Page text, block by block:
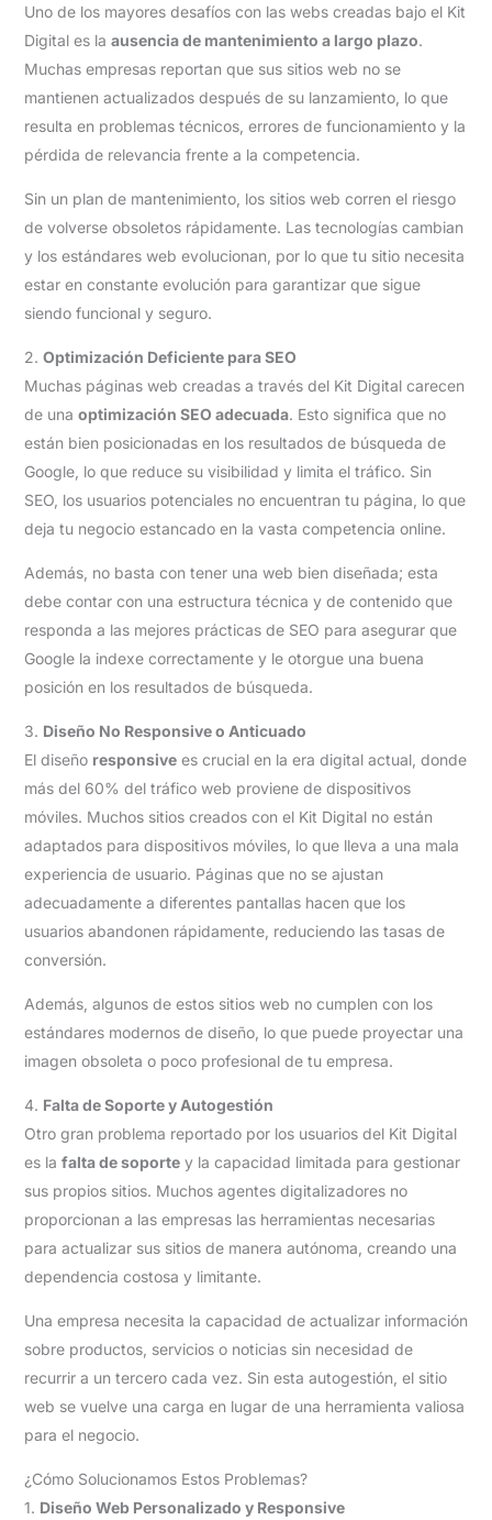
Uno de los mayores desafíos con las webs creadas bajo el Kit
Digital es la ausencia de mantenimiento a largo plazo.
Muchas empresas reportan que sus sitios web no se
mantienen actualizados después de su lanzamiento, lo que
resulta en problemas técnicos, errores de funcionamiento y la
pérdida de relevancia frente a la competencia.
Sin un plan de mantenimiento, los sitios web corren el riesgo
de volverse obsoletos rápidamente. Las tecnologías cambian
y los estándares web evolucionan, por lo que tu sitio necesita
estar en constante evolución para garantizar que sigue
siendo funcional y seguro.
2. Optimización Deficiente para SEO
Muchas páginas web creadas a través del Kit Digital carecen
de una optimización SEO adecuada. Esto significa que no
están bien posicionadas en los resultados de búsqueda de
Google, lo que reduce su visibilidad y limita el tráfico. Sin
SEO, los usuarios potenciales no encuentran tu página, lo que
deja tu negocio estancado en la vasta competencia online.
Además, no basta con tener una web bien diseñada; esta
debe contar con una estructura técnica y de contenido que
responda a las mejores prácticas de SEO para asegurar que
Google la indexe correctamente y le otorgue una buena
posición en los resultados de búsqueda.
3. Diseño No Responsive o Anticuado
El diseño responsivees crucial en la era digital actual, donde
más del 60% del tráfico web proviene de dispositivos
móviles. Muchos sitios creados con el Kit Digital no están
adaptados para dispositivos móviles, lo que lleva a una mala
experiencia de usuario. Páginas que no se ajustan
adecuadamente a diferentes pantallas hacen que los
usuarios abandonen rápidamente, reduciendo las tasas de
conversión.
Además, algunos de estos sitios web no cumplen con los
estándares modernos de diseño, lo que puede proyectar una
imagen obsoleta o poco profesional de tu empresa.
4. Falta de Soporte y Autogestión
Otro gran problema reportado por los usuarios del Kit Digital
es la falta de soportey la capacidad limitada para gestionar
sus propios sitios. Muchos agentes digitalizadores no
proporcionan a las empresas las herramientas necesarias
para actualizar sus sitios de manera autónoma, creando una
dependencia costosa y limitante.
Una empresa necesita la capacidad de actualizar información
sobre productos, servicios o noticias sin necesidad de
recurrir a un tercero cada vez. Sin esta autogestión, el sitio
web se vuelve una carga en lugar de una herramienta valiosa
para el negocio.
¿Cómo Solucionamos Estos Problemas?
1. Diseño Web Personalizado y Responsive